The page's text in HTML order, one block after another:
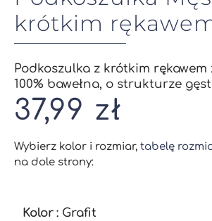
krótkim
Podkoszulka z krótkim
100% bawełna, o strukturze
37,99 zł
Wybierz kolor i rozmiar, tabelę
na dole strony:
Kolor : Grafit